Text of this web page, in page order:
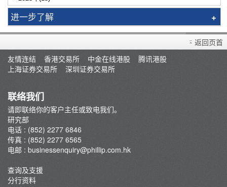
进一步了解
研究报告
智识拣股
市况评论
A股研报
返回页首
友情连结
香港交易所 中金在线港股
腾讯港股
上海证券交易所
深圳证券交易所
联络我们
请即联络你的客户主任或致电我们。
研究部
电话 : (852) 2277 6846
传真 : (852) 2277 6565
电邮 : businessenquiry@phillip.com.hk
查询及支援
分行资料